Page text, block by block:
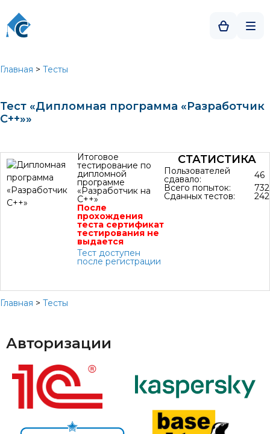
Главная > Тесты
Тест «Дипломная программа «Разработчик
С++»»
Итоговое
тестирование по
дипломной
программе
«Разработчик на
С++»
После
прохождения
теста сертификат
тестирования не
выдается
Тест доступен
после регистрации
СТАТИСТИКА
Пользователей
сдавало:
46
Всего попыток:
732
Сданных тестов: 242
Главная > Тесты
Авторизации